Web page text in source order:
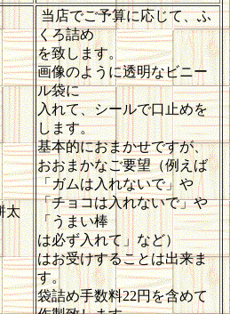
太
当店でご予算に応じて、ふ
くろ詰め
を致します。
画像のように透明なビニー
ル袋に
入れて、シールで口止めを
します。
基本的におまかせですが、
おおまかなご要望（例えば
「ガムは入れないで」や
「チョコは入れないで」や
「うまい棒
は必ず入れて」など）
はお受けすることは出来ま
す。
袋詰め手数料22円を含めて